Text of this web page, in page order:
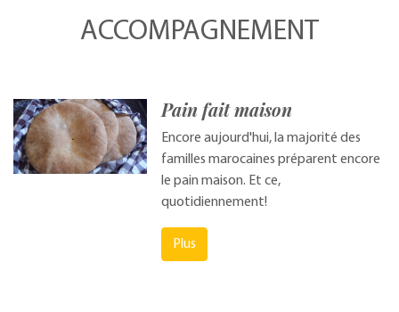
ACCOMPAGNEMENT
Pain fait maison
Encore aujourd'hui, la majorité des
familles marocaines préparent encore
le pain maison. Et ce,
quotidiennement!
Plus